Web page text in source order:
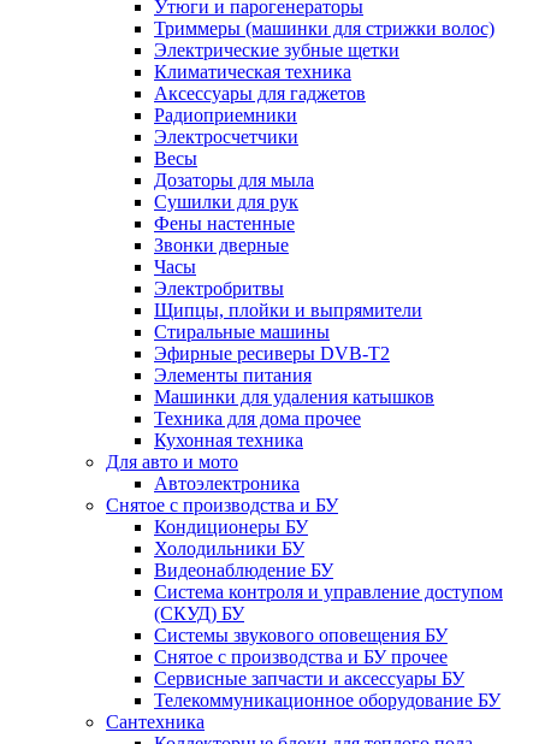
Утюги и парогенераторы
Триммеры (машинки для стрижки волос)
Электрические зубные щетки
Климатическая техника
Аксессуары для гаджетов
Радиоприемники
Электросчетчики
Весы
Дозаторы для мыла
Сушилки для рук
Фены настенные
Звонки дверные
Часы
Электробритвы
Щипцы, плойки и выпрямители
Стиральные машины
Эфирные ресиверы DVB-T2
Элементы питания
Машинки для удаления катышков
Техника для дома прочее
Кухонная техника
Для авто и мото
Автоэлектроника
Снятое с производства и БУ
Кондиционеры БУ
Холодильники БУ
Видеонаблюдение БУ
Система контроля и управление доступом
(СКУД) БУ
Системы звукового оповещения БУ
Снятое с производства и БУ прочее
Сервисные запчасти и аксессуары БУ
Телекоммуникационное оборудование БУ
Сантехника